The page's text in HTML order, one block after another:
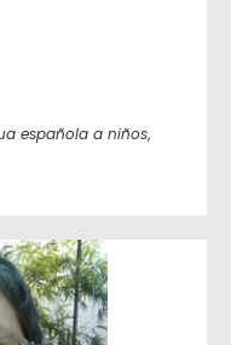
española a niños,